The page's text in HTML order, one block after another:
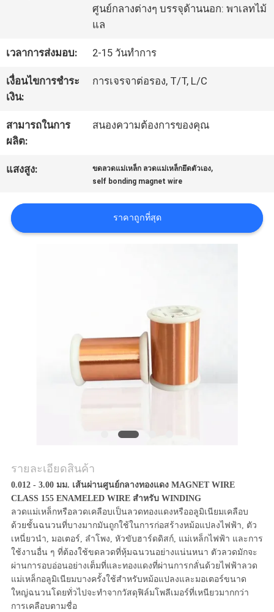
ติดต่อ
เรา
ข่าว
ขอ
อ้าง
ศูนย์กลางต่างๆ บรรจุด้านนอก: พาเลทไม้
แล
เวลาการส่งมอบ: 2-15 วันทำการ
เงื่อนไขการชำระ
เงิน:
การเจรจาต่อรอง, T/T, L/C
สามารถในการ
ผลิต:
สนองความต้องการของคุณ
แสงสูง: ขดลวดแม่เหล็ก ลวดแม่เหล็กยึดตัวเอง,
self bonding magnet wire
ราคาถูกที่สุด
รายละเอียดสินค้า
0.012 - 3.00 มม. เส้นผ่านศูนย์กลางทองแดง MAGNET WIRE
CLASS 155 ENAMELED WIRE สำหรับ WINDING
ลวดแม่เหล็กหรือลวดเคลือบเป็นลวดทองแดงหรืออลูมิเนียมเคลือบ
ด้วยชั้นฉนวนที่บางมากมันถูกใช้ในการก่อสร้างหม้อแปลงไฟฟ้า, ตัว
เหนี่ยวนำ, มอเตอร์, ลำโพง, หัวขับฮาร์ดดิสก์, แม่เหล็กไฟฟ้า และการ
ใช้งานอื่น ๆ ที่ต้องใช้ขดลวดที่หุ้มฉนวนอย่างแน่นหนา ตัวลวดมักจะ
ผ่านการอบอ่อนอย่างเต็มที่และทองแดงที่ผ่านการกลั่นด้วยไฟฟ้าลวด
แม่เหล็กอลูมิเนียมบางครั้งใช้สำหรับหม้อแปลงและมอเตอร์ขนาด
ใหญ่ฉนวนโดยทั่วไปจะทำจากวัสดุฟิล์มโพลีเมอร์ที่เหนียวมากกว่า
การเคลือบตามชื่อ